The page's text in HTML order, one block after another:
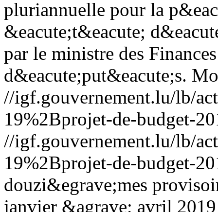
pluriannuelle pour la
&eacute;t&eacute;
par le ministre des
d&eacute;put&eacute;s.
//igf.gouvernement.lu/lb/
19%2Bprojet-de-budget-
//igf.gouvernement.lu/lb/
19%2Bprojet-de-budget-
douzi&egrave;mes
janvier &agrave; avril